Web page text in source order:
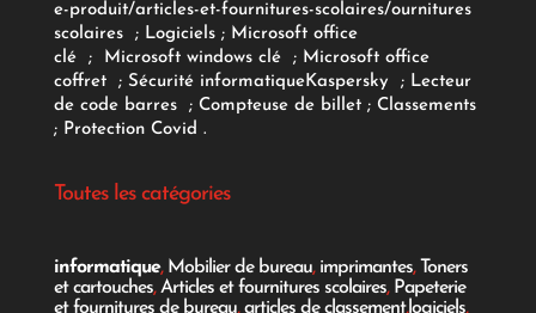
e-produit/articles-et-fournitures-scolaires/ournitures
scolaires; Logiciels ; Microsoft office
clé
; Microsoft windows clé; Microsoft office
coffret ; Sécurité informatiqueKaspersky ; Lecteur
de code barres
; Compteuse de billet; Classements
; Protection Covid .
Toutes les catégories
informatique, Mobilier de bureau, imprimantes, Toners
et cartouches,Articles et fournitures scolaires, Papeterie
et fournitures de bureau,articles de classement,logiciels,